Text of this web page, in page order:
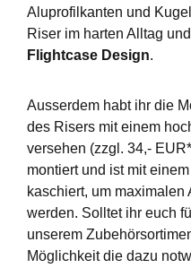
Aluprofilkanten und
Riser im harten Alltag
Flightcase Design.
Ausserdem habt ihr die
des Risers mit einem
versehen (zzgl. 34,-
montiert und ist mit
kaschiert, um maximalen
werden. Solltet ihr euch
unserem
Möglichkeit die dazu